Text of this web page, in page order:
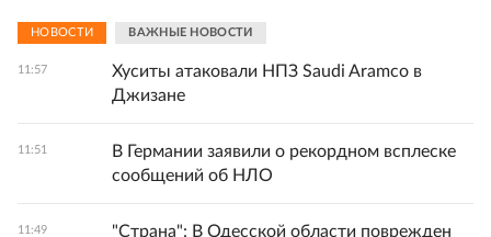
НОВОСТИ ВАЖНЫЕ НОВОСТИ
11:57
Хуситы атаковали НПЗ Saudi Aramco в
Джизане
11:51
В Германии заявили о рекордном всплеске
сообщений об НЛО
11:49
"Страна": В Одесской области поврежден